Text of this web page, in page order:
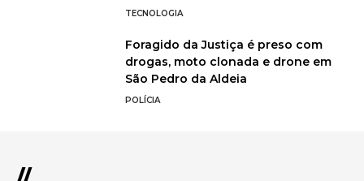
TECNOLOGIA
Foragido da Justiça é preso com
drogas, moto clonada e drone em
São Pedro da Aldeia
POLÍCIA